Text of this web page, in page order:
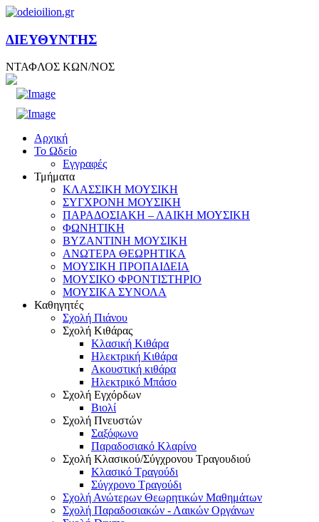
ΔΙΕΥΘΥΝΤΗΣ
ΝΤΑΦΛΟΣ ΚΩΝ/ΝΟΣ
Αρχική
Το Ωδείο
Εγγραφές
Τμήματα
ΚΛΑΣΣΙΚΗ ΜΟΥΣΙΚΗ
ΣΥΓΧΡΟΝΗ ΜΟΥΣΙΚΗ
ΠΑΡΑΔΟΣΙΑΚΗ – ΛΑΙΚΗ ΜΟΥΣΙΚΗ
ΦΩΝΗΤΙΚΗ
ΒΥΖΑΝΤΙΝΗ ΜΟΥΣΙΚΗ
ΑΝΩΤΕΡΑ ΘΕΩΡΗΤΙΚΑ
ΜΟΥΣΙΚΗ ΠΡΟΠΑΙΔΕΙΑ
ΜΟΥΣΙΚΟ ΦΡΟΝΤΙΣΤΗΡΙΟ
ΜΟΥΣΙΚΑ ΣΥΝΟΛΑ
Καθηγητές
Σχολή Πιάνου
Σχολή Κιθάρας
Κλασική Κιθάρα
Ηλεκτρική Κιθάρα
Ακουστική κιθάρα
Ηλεκτρικό Μπάσο
Σχολή Εγχόρδων
Βιολί
Σχολή Πνευστών
Σαξόφωνο
Παραδοσιακό Κλαρίνο
Σχολή Κλασικού/Σύγχρονου Τραγουδιού
Κλασικό Τραγούδι
Σύγχρονο Τραγούδι
Σχολή Ανώτερων Θεωρητικών Μαθημάτων
Σχολή Παραδοσιακών - Λαικών Οργάνων